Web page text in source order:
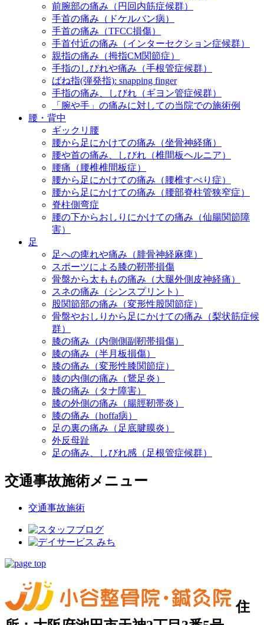
前腕部の痛み（円回内筋症候群）
手首の痛み（ドケルバン病）
手首の痛み（TFCC損傷）
手首付近の痛み（インターセクション症候群）
親指の痛み（拇指CM関節症）
手指のしびれや痛み（手根管症候群）
ばね指(弾発指): snapping finger
手指の痛み、しびれ（ギヨン管症候群）
「腕や手」の痛みに対しての当院での施術例
腰・背中
ギックリ腰
腰から足にかけての痛み（坐骨神経痛）
腰や首の痛み、しびれ（椎間板ヘルニア）
腰痛（腰椎椎間板症）
腰から足にかけての痛み（腰椎すべり症）
腰から足にかけての痛み（腰部脊柱管狭窄症）
脊柱側弯症
腰の下からおしりにかけての痛み（仙腸関節障
害）
足
足への痺れや痛み（腓骨神経麻痺）
スポーツによる膝の靭帯損傷
骨盤から太ももの痛み（大腿外側皮神経痛）
スネの痛み（シンスプリント）
股関節部の痛み（変形性股関節症）
骨盤やおしりから足にかけての痛み（梨状筋症候
群）
膝の痛み（内側側副靭帯損傷）
膝の痛み（半月板損傷）
膝の痛み（変形性膝関節症）
膝の内側の痛み（鵞足炎）
膝の痛み（タナ障害）
膝の外側の痛み（腸脛靭帯炎）
膝の痛み（hoffa病）
足の裏の痛み（足底腱膜炎）
外反母趾
足の痛み、しびれ感（足根管症候群）
交通事故施術メニュー
交通事故施術
住